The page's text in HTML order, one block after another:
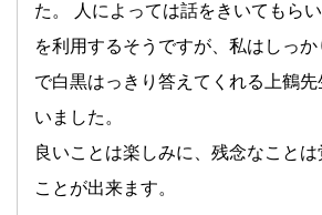
た。 人によっては話をきいてもら
を利用するそうですが、私はしっ
で白黒はっきり答えてくれる上鶴
いました。
良いことは楽しみに、残念なこと
ことが出来ます。